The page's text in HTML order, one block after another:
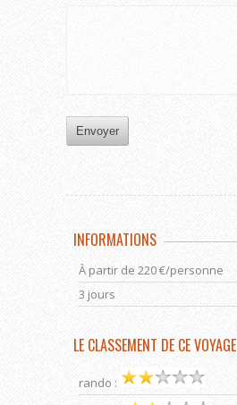
INFORMATIONS
À partir de 220 €/personne
3 jours
LE CLASSEMENT DE CE VOYAGE
rando :